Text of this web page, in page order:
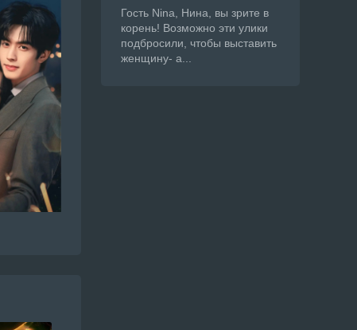
Гость Nina, Нина, вы зрите в
корень! Возможно эти улики
подбросили, чтобы выставить
женщину- а...